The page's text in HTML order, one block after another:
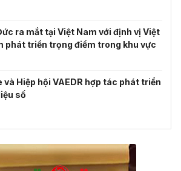
ra mắt tại Việt Nam với định vị Việt
phát triển trọng điểm trong khu vực
và Hiệp hội VAEDR hợp tác phát triển
số